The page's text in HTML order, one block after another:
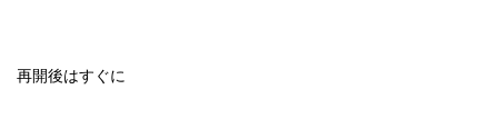
再開後はすぐに